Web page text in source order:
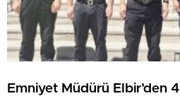
Emniyet Müdürü Elbir’den